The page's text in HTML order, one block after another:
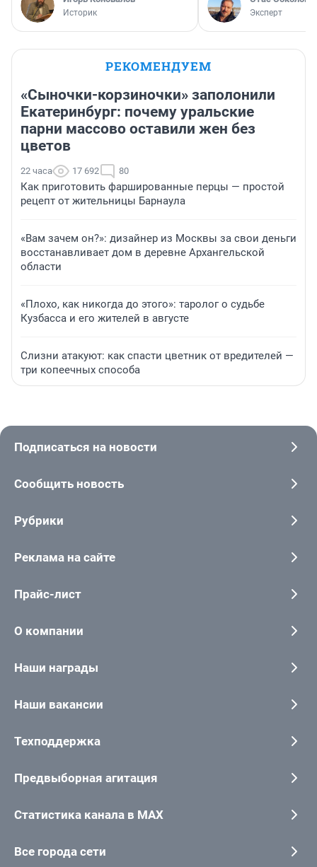
Историк Эксперт
РЕКОМЕНДУЕМ
«Сыночки-корзиночки» заполонили
Екатеринбург: почему уральские
парни массово оставили жен без
цветов
22 часа 17 692 80
Как приготовить фаршированные перцы — простой
рецепт от жительницы Барнаула
«Вам зачем он?»: дизайнер из Москвы за свои деньги
восстанавливает дом в деревне Архангельской
области
«Плохо, как никогда до этого»: таролог о судьбе
Кузбасса и его жителей в августе
Слизни атакуют: как спасти цветник от вредителей —
три копеечных способа
Подписаться на новости
Сообщить новость
Рубрики
Реклама на сайте
Прайс-лист
О компании
Наши награды
Наши вакансии
Техподдержка
Предвыборная агитация
Статистика канала в MAX
Все города сети